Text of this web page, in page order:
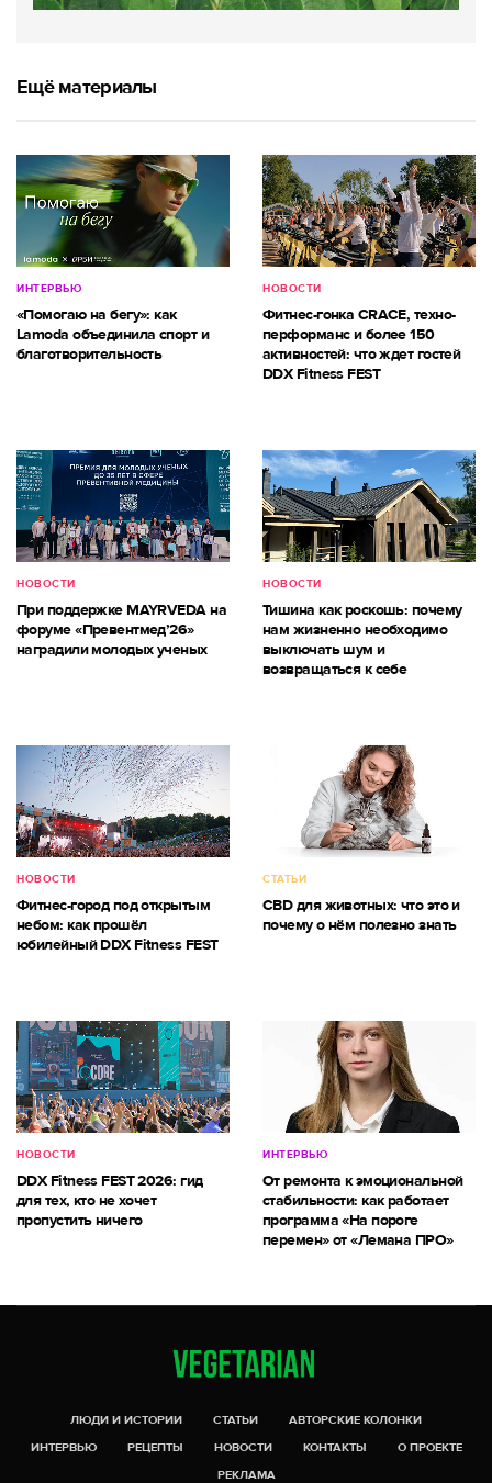
Ещё материалы
ИНТЕРВЬЮ
«Помогаю на бегу»: как
Lamoda объединила спорт и
благотворительность
НОВОСТИ
Фитнес-гонка CRACE, техно-
перформанс и более 150
активностей: что ждет гостей
DDX Fitness FEST
НОВОСТИ
При поддержке MAYRVEDA на
форуме «Превентмед’26»
наградили молодых ученых
НОВОСТИ
Тишина как роскошь: почему
нам жизненно необходимо
выключать шум и
возвращаться к себе
НОВОСТИ
Фитнес-город под открытым
небом: как прошёл
юбилейный DDX Fitness FEST
СТАТЬИ
CBD для животных: что это и
почему о нём полезно знать
НОВОСТИ
DDX Fitness FEST 2026: гид
для тех, кто не хочет
пропустить ничего
ИНТЕРВЬЮ
От ремонта к эмоциональной
стабильности: как работает
программа «На пороге
перемен» от «Лемана ПРО»
ЛЮДИ И ИСТОРИИ СТАТЬИ
АВТОРСКИЕ КОЛОНКИ
ИНТЕРВЬЮ
РЕЦЕПТЫ НОВОСТИ КОНТАКТЫ
О ПРОЕКТЕ
РЕКЛАМА